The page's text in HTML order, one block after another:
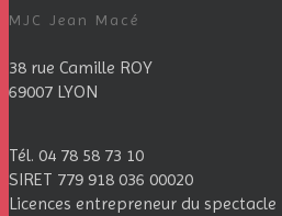
MJC Jean Macé
38 rue Camille ROY
69007 LYON
Tél. 04 78 58 73 10
SIRET 779 918 036 00020
Licences entrepreneur du spectacle